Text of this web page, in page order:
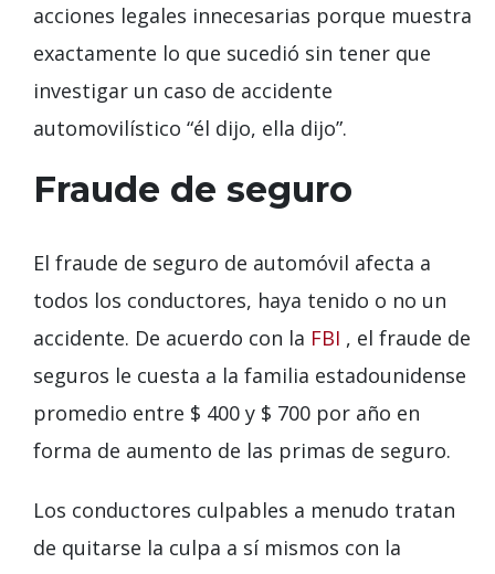
acciones legales innecesarias porque muestra
exactamente lo que sucedió sin tener que
investigar un caso de accidente
automovilístico “él dijo, ella dijo”.
Fraude de seguro
El fraude de seguro de automóvil afecta a
todos los conductores, haya tenido o no un
accidente. De acuerdo con la FBI , el fraude de
seguros le cuesta a la familia estadounidense
promedio entre $ 400 y $ 700 por año en
forma de aumento de las primas de seguro.
Los conductores culpables a menudo tratan
de quitarse la culpa a sí mismos con la